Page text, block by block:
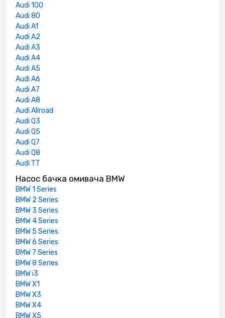
Audi 100
Audi 80
Audi A1
Audi A2
Audi A3
Audi A4
Audi A5
Audi A6
Audi A7
Audi A8
Audi Allroad
Audi Q3
Audi Q5
Audi Q7
Audi Q8
Audi TT
Насос бачка омивача BMW
BMW 1 Series
BMW 2 Series
BMW 3 Series
BMW 4 Series
BMW 5 Series
BMW 6 Series
BMW 7 Series
BMW 8 Series
BMW i3
BMW X1
BMW X3
BMW X4
BMW X5